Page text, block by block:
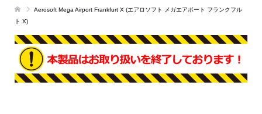
Aerosoft Mega Airport Frankfurt X (エアロソフト メガエアポート フランクフル
ト X)